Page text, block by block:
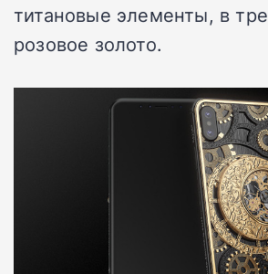
титановые элементы, в
розовое золото.